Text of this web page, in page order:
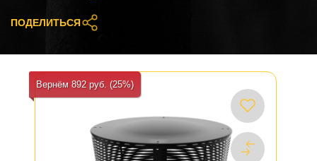
ПОДЕЛИТЬСЯ
Вернём 892 руб. (25%)